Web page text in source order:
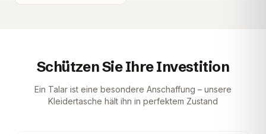
Schützen Sie Ihre Investition
Ein Talar ist eine besondere Anschaffung – unsere
Kleidertasche hält ihn in perfektem Zustand